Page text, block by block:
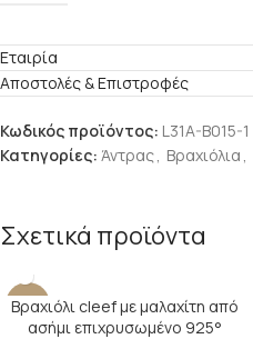
Εταιρία
Αποστολές & Επιστροφές
Κωδικός προϊόντος: L31A-B015-1
Κατηγορίες: Άντρας, Βραχιόλια ,
Σχετικά προϊόντα
-17%
Βραχιόλι cleef με μαλαχίτη από
ασήμι επιχρυσωμένο 925°